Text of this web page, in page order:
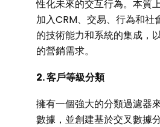
性化未來的交互行為。本質
加入CRM、交易、行為和社
的技術能力和系統的集成，
的營銷需求。
2. 客戶等級分類
擁有一個強大的分類過濾器
數據，並創建基於交叉數據